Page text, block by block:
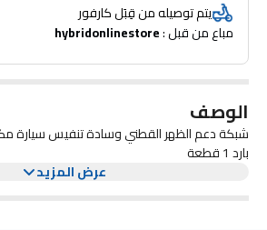
يتم توصيله من قِبَل كارفور
مباع من قبل : hybridonlinestore
الوصف
شبكة دعم الظهر القطني وسادة تنفيس سيارة
بارد 1 قطعة
عرض المزيد